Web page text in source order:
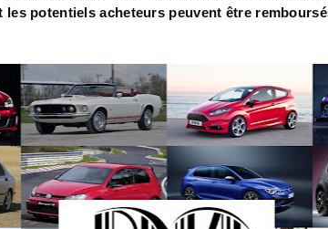
potentiels acheteurs peuvent être